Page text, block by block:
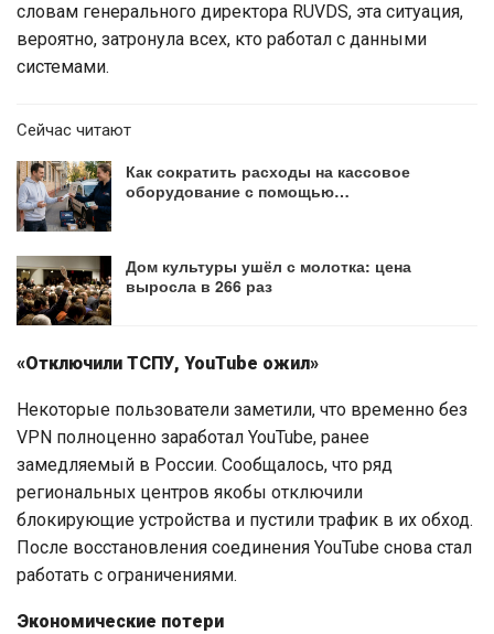
словам генерального директора RUVDS, эта ситуация,
вероятно, затронула всех, кто работал с данными
системами.
Сейчас читают
Как сократить расходы на кассовое
оборудование с помощью…
Дом культуры ушёл с молотка: цена
выросла в 266 раз
«Отключили ТСПУ, YouTube ожил»
Некоторые пользователи заметили, что временно без
VPN полноценно заработал YouTube, ранее
замедляемый в России. Сообщалось, что ряд
региональных центров якобы отключили
блокирующие устройства и пустили трафик в их обход.
После восстановления соединения YouTube снова стал
работать с ограничениями.
Экономические потери